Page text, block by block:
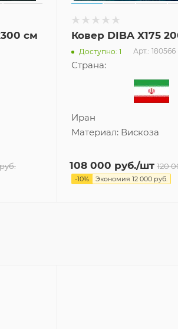
см Ковер DIBA X175
Доступно: 1 Арт.: 180566
Страна:
Иран
Материал: Вискоза
108 000 руб./шт 120
-10% Экономия 12 000 руб.